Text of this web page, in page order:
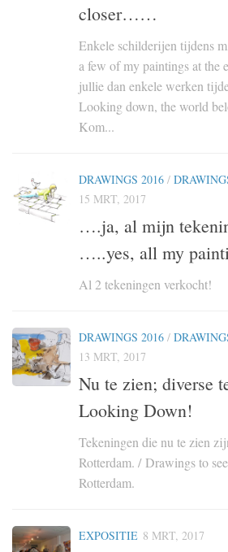
closer……
Enkele schilderijen tijdens
a few of my paintings at the
jullie dan enkele werken
Looking down, the world
Kom...
DRAWINGS 2016 /
15 MRT, 2017
….ja, al mijn
…..yes, all my
Al 2 tekeningen verkocht!
DRAWINGS 2016 /
13 MRT, 2017
Nu te zien; diverse
Looking Down!
Tekeningen die nu te zien
Rotterdam. / Drawings to
Rotterdam.
EXPOSITIE 8 MRT, 2017